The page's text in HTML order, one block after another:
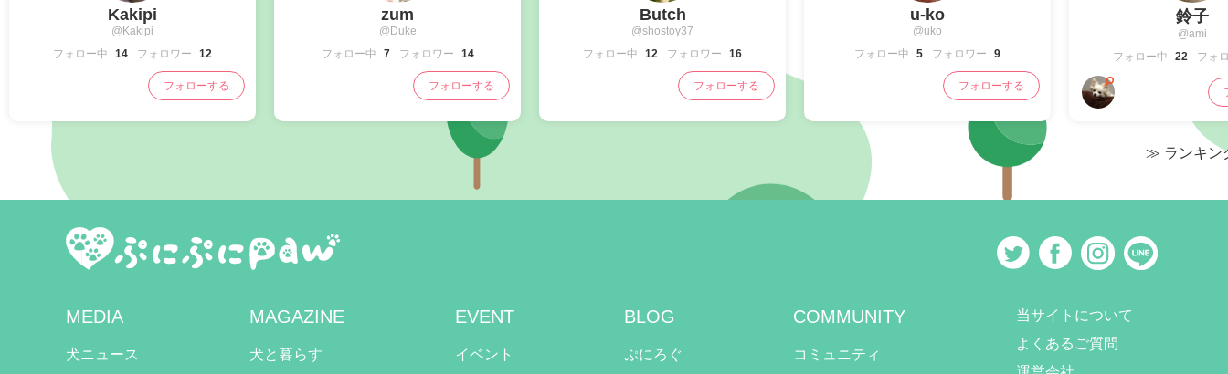
Kakipi
@Kakipi
フォロー中
14 フォロワー 12
フォローする
zum
@Duke
フォロー中
7 フォロワー 14
フォローする
Butch
@shostoy37
フォロー中
12 フォロワー 16
フォローする
u-ko
@uko
フォロー中
5 フォロワー 9
フォローする
鈴子
@ami
フォロー中
22 フォ
≫ ランキン
MEDIA
犬ニュース
MAGAZINE
犬と暮らす
EVENT
イベント
BLOG
ぷにろぐ
COMMUNITY
コミュニティ
当サイトについて
よくあるご質問